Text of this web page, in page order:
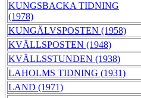
KUNGSBACKA TIDNING
(1978)
KUNGÄLVSPOSTEN (1958)
KVÄLLSPOSTEN (1948)
KVÄLLSSTUNDEN (1938)
LAHOLMS TIDNING (1931)
LAND (1971)